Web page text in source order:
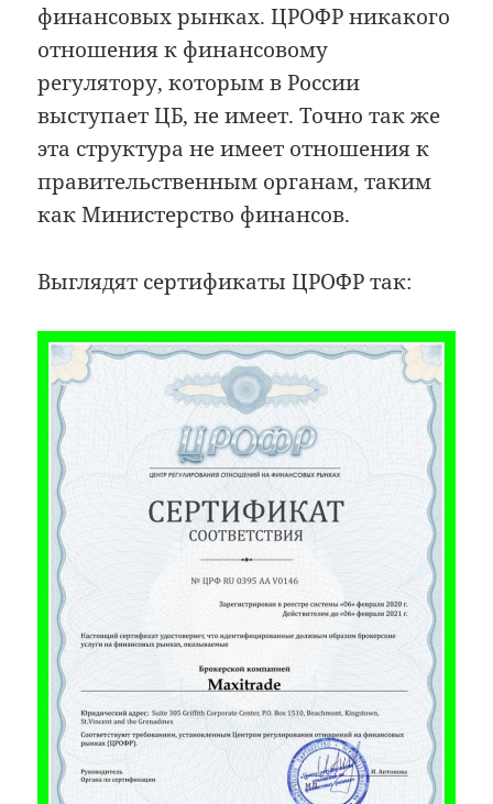
финансовых рынках. ЦРОФР никакого
отношения к финансовому
регулятору, которым в России
выступает ЦБ, не имеет. Точно так же
эта структура не имеет отношения к
правительственным органам, таким
как Министерство финансов.
Выглядят сертификаты ЦРОФР так: